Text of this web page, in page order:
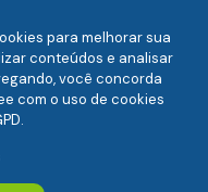
(camara-e.net) |
para melhorar sua
conteúdos e analisar
você concorda
e com o uso de cookies